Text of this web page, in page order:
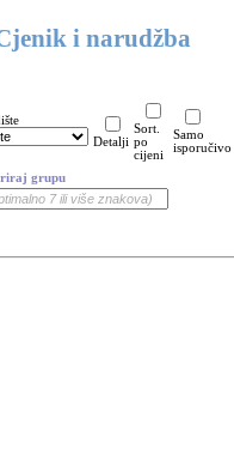
i narudžba
Detalji
Sort.
po
cijeni
Samo
isporučivo
grupu